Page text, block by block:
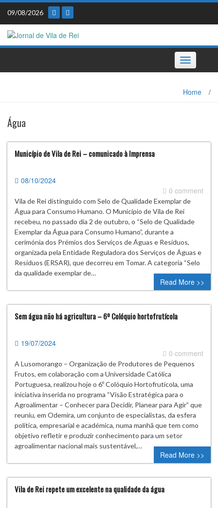
Skip
content
09/08/2026
Toggle
navigation
Home /
Água
Município de Vila de Rei – comunicado à Imprensa
08/10/2024
0 comment
Vila de Rei distinguido com Selo de Qualidade Exemplar de
Água para Consumo Humano. O Município de Vila de Rei
recebeu, no passado dia 2 de outubro, o “Selo de Qualidade
Exemplar da Água para Consumo Humano”, durante a
cerimónia dos Prémios dos Serviços de Águas e Resíduos,
organizada pela Entidade Reguladora dos Serviços de Águas e
Resíduos (ERSAR), que decorreu em Tomar. A categoria “Selo
da qualidade exemplar de…
Read More >>
Sem água não há agricultura – 6º Colóquio hortofrutícola
19/07/2024
0 comment
A Lusomorango – Organização de Produtores de Pequenos
Frutos, em colaboração com a Universidade Católica
Portuguesa, realizou hoje o 6º Colóquio Hortofrutícola, uma
iniciativa inserida no programa “Visão Estratégica para o
Agroalimentar – Conhecer para Decidir, Planear para Agir” que
reuniu, em Odemira, um conjunto de especialistas, da esfera
política, empresarial e académica, numa manhã que tem como
objetivo refletir e produzir conhecimento para um setor
agroalimentar nacional mais sustentável,…
Read More >>
Vila de Rei repete um excelente na qualidade da água